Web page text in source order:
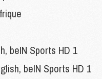
beIN Sports HD 1
beIN Sports HD 1